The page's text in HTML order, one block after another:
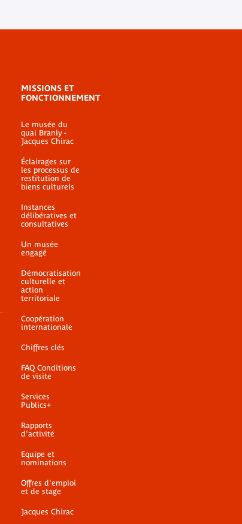
MISSIONS ET
FONCTIONNEMENT
Le musée du
quai Branly -
Jacques Chirac
Éclairages sur
les processus de
restitution de
biens culturels
Instances
délibératives et
consultatives
Un musée
engagé
Démocratisation
culturelle et
action
territoriale
Coopération
internationale
Chiffres clés
FAQ Conditions
de visite
Services
Publics+
Rapports
d'activité
Equipe et
nominations
Offres d'emploi
et de stage
Jacques Chirac